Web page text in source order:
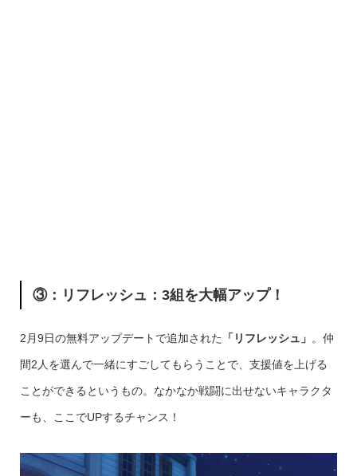
③：リフレッシュ：3組を大幅アップ！
2月9日の無料アップデートで追加された 「リフレッシュ」 。仲
間2人を選んで一緒にすごしてもらうことで、支援値を上げる
ことができるというもの。なかなか戦闘に出せないキャラクタ
ーも、ここでUPするチャンス！